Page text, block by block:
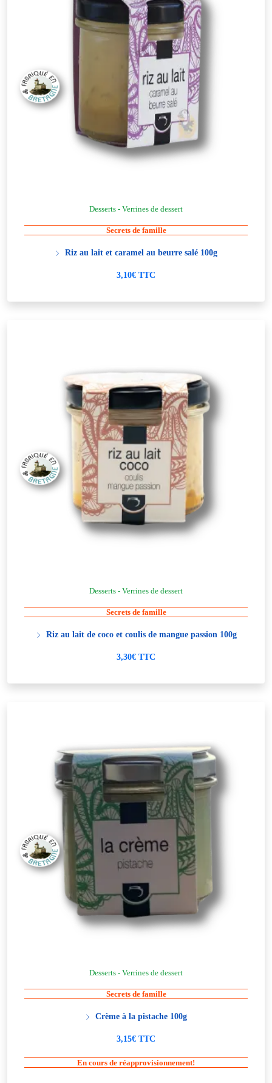
Desserts - Verrines de dessert
Secrets de famille
Riz au lait et caramel au beurre salé 100g
3,10€ TTC
Desserts - Verrines de dessert
Secrets de famille
Riz au lait de coco et coulis de mangue passion 100g
3,30€ TTC
Desserts - Verrines de dessert
Secrets de famille
Crème à la pistache 100g
3,15€ TTC
En cours de réapprovisionnement!